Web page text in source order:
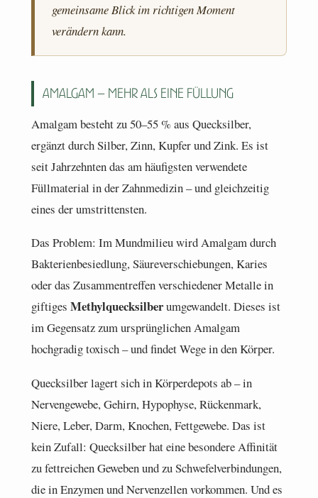
gemeinsame Blick im richtigen Moment
verändern kann.
Amalgam – mehr als eine Füllung
Amalgam besteht zu 50–55 % aus Quecksilber,
ergänzt durch Silber, Zinn, Kupfer und Zink. Es ist
seit Jahrzehnten das am häufigsten verwendete
Füllmaterial in der Zahnmedizin – und gleichzeitig
eines der umstrittensten.
Das Problem: Im Mundmilieu wird Amalgam durch
Bakterienbesiedlung, Säureverschiebungen, Karies
oder das Zusammentreffen verschiedener Metalle in
giftigesMethylquecksilberumgewandelt. Dieses ist
im Gegensatz zum ursprünglichen Amalgam
hochgradig toxisch – und findet Wege in den Körper.
Quecksilber lagert sich in Körperdepots ab – in
Nervengewebe, Gehirn, Hypophyse, Rückenmark,
Niere, Leber, Darm, Knochen, Fettgewebe. Das ist
kein Zufall: Quecksilber hat eine besondere Affinität
zu fettreichen Geweben und zu Schwefelverbindungen,
die in Enzymen und Nervenzellen vorkommen. Und es